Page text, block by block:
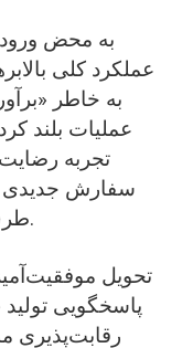
به محض
عملکرد کلی
به خاطر
عملیات بلند
تجربه
سفارش جدیدی
طرف را بیش از پیش تعمیق می‌بخشد.
تحویل
پاسخگویی
رقابت‌پذیری